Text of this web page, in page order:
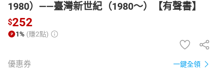
1980）——臺灣新世紀（1980〜）【有聲書】
$252
1% (賺2點)
優惠券 一鍵全領